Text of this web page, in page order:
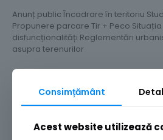
Anunț public Încadrare în teritoriu
Propunere parcare Tir + Peco
disfuncționalități Reglementări
asupra terenurilor
22 august 2025
Consimțământ
Acest website utilizează